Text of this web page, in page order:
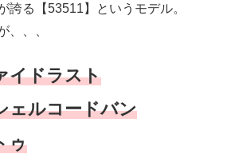
誇る【53511】というモデル。
、、、
イドラスト
ェルコードバン
ゥ